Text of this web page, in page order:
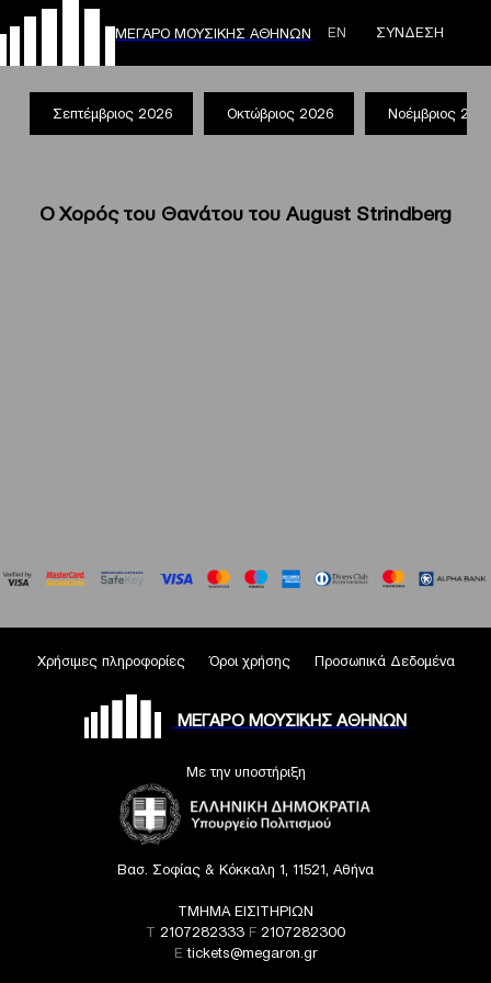
ΜΕΓΑΡΟ ΜΟΥΣΙΚΗΣ ΑΘΗΝΩΝ ΕΝ ΣΥΝΔΕΣΗ
Σεπτέμβριος 2026 Οκτώβριος 2026 Νοέμβριος
Ο Χορός του Θανάτου του August Strindberg
Χρήσιμες πληροφορίες Όροι χρήσης Προσωπικά Δεδομένα
ΜΕΓΑΡΟ ΜΟΥΣΙΚΗΣ ΑΘΗΝΩΝ
Με την υποστήριξη
Βασ. Σοφίας & Κόκκαλη 1, 11521, Αθήνα
ΤΜΗΜΑ ΕΙΣΙΤΗΡΙΩΝ
T 2107282333 F 2107282300
Etickets@megaron.gr